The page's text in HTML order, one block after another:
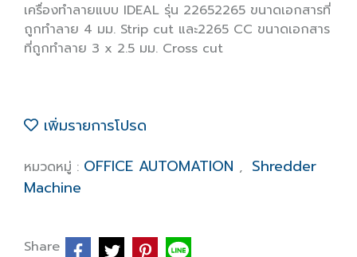
เครื่องทำลายแบบ IDEAL รุ่น 22652265 ขนาดเอกสารที่
ถูกทำลาย 4 มม. Strip cut และ2265 CC ขนาดเอกสาร
ที่ถูกทำลาย 3 x 2.5 มม. Cross cut
เพิ่มรายการโปรด
หมวดหมู่ : OFFICE AUTOMATION , Shredder
Machine
Share